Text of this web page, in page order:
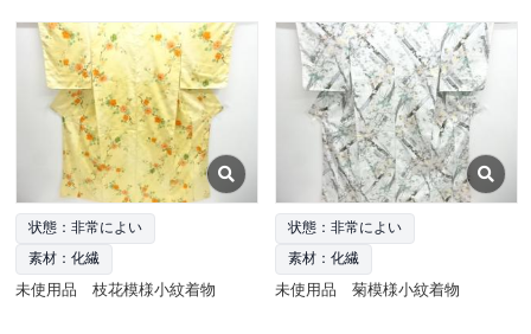
状態：非常によい
素材：化繊
未使用品 枝花模様小紋着物
状態：非常によい
素材：化繊
未使用品 菊模様小紋着物